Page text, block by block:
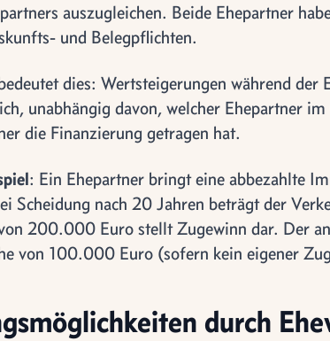
auszugleichen. Beide Ehepartner
und Belegpflichten.
dies: Wertsteigerungen während der
unabhängig davon, welcher Ehepartner
die Finanzierung getragen hat.
: Ein Ehepartner bringt eine abbezahlte
Scheidung nach 20 Jahren beträgt der
200.000 Euro stellt Zugewinn dar. Der
von 100.000 Euro (sofern kein eigener
durch